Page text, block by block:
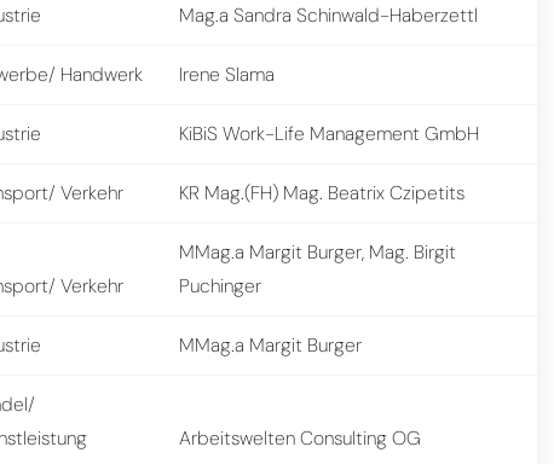
Mag.a Sandra Schinwald-Haberzettl
Handwerk Irene Slama
KiBiS Work-Life Management GmbH
Verkehr KR Mag.(FH) Mag. Beatrix Czipetits
Verkehr
MMag.a Margit Burger, Mag. Birgit
Puchinger
MMag.a Margit Burger
Arbeitswelten Consulting OG